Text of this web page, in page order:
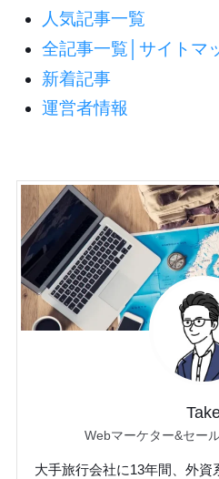
人気記事一覧
全記事一覧│サイトマ
新着記事
運営者情報
Webマーケター&セー
大手旅行会社に13年間、外資